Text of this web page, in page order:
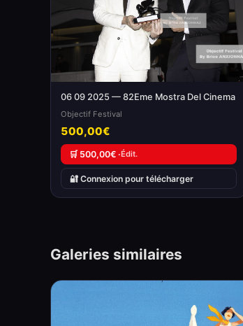
06 09 2025 — 82Eme Mostra Del Cinema
Objectif Festival
500,00€
🛒 500,00€ ·Édit.
🔐 Connexion pour télécharger
Galeries similaires